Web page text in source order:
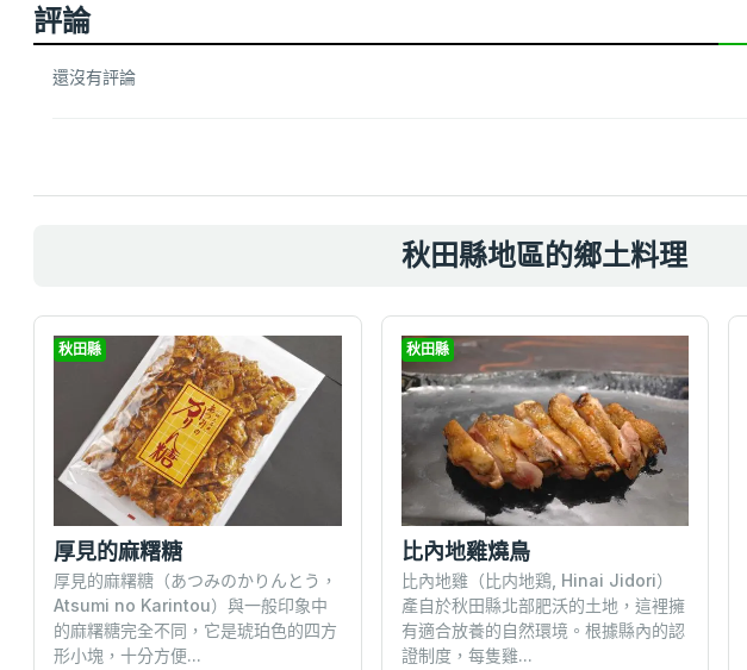
評論
還沒有評論
秋田縣地區的鄉土料理
秋田縣
厚見的麻糬糖
厚見的麻糬糖（あつみのかりんとう，
Atsumi no Karintou）與一般印象中
的麻糬糖完全不同，它是琥珀色的四方
形小塊，十分方便...
秋田縣
比內地雞燒鳥
比內地雞（比内地鶏, Hinai Jidori）
產自於秋田縣北部肥沃的土地，這裡擁
有適合放養的自然環境。根據縣內的認
證制度，每隻雞...